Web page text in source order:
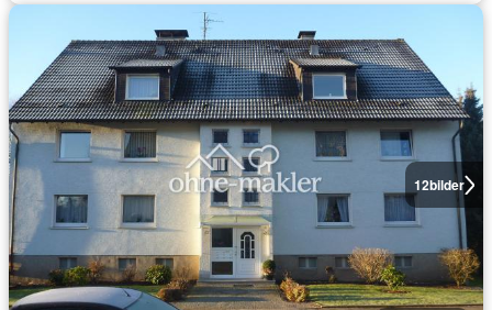
12bilder